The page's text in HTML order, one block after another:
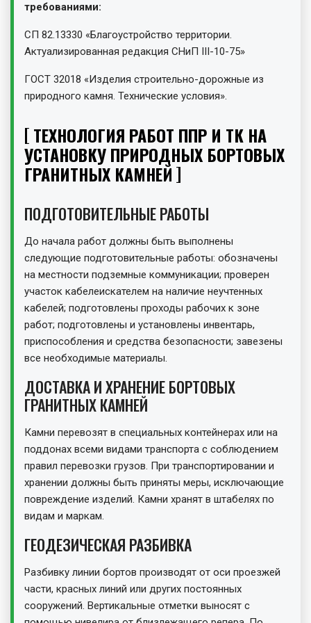
требованиями:
СП 82.13330 «Благоустройство территории.
Актуализированная редакция СНиП III-10-75»
ГОСТ 32018 «Изделия строительно-дорожные из
природного камня. Технические условия».
ТЕХНОЛОГИЯ РАБОТ ППР И ТК НА
УСТАНОВКУ ПРИРОДНЫХ БОРТОВЫХ
ГРАНИТНЫХ КАМНЕЙ
ПОДГОТОВИТЕЛЬНЫЕ РАБОТЫ
До начала работ должны быть выполнены
следующие подготовительные работы: обозначены
на местности подземные коммуникации; проверен
участок кабелеискателем на наличие неучтенных
кабелей; подготовлены проходы рабочих к зоне
работ; подготовлены и установлены инвентарь,
приспособления и средства безопасности; завезены
все необходимые материалы.
ДОСТАВКА И ХРАНЕНИЕ БОРТОВЫХ
ГРАНИТНЫХ КАМНЕЙ
Камни перевозят в специальных контейнерах или на
поддонах всеми видами транспорта с соблюдением
правил перевозки грузов. При транспортировании и
хранении должны быть приняты меры, исключающие
повреждение изделий. Камни хранят в штабелях по
видам и маркам.
ГЕОДЕЗИЧЕСКАЯ РАЗБИВКА
Разбивку линии бортов производят от оси проезжей
части, красных линий или других постоянных
сооружений. Вертикальные отметки выносят с